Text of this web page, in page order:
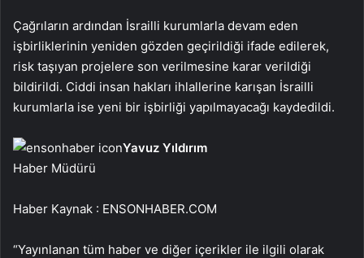
Çağrıların ardından İsrailli kurumlarla devam eden
işbirliklerinin yeniden gözden geçirildiği ifade edilerek,
risk taşıyan projelere son verilmesine karar verildiği
bildirildi. Ciddi insan hakları ihlallerine karışan İsrailli
kurumlarla ise yeni bir işbirliği yapılmayacağı kaydedildi.
Yavuz Yıldırım
Haber Müdürü
Haber Kaynak : ENSONHABER.COM
“Yayınlanan tüm haber ve diğer içerikler ile ilgili olarak